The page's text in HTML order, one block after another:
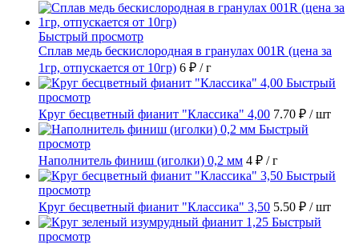
Быстрый просмотр
Сплав медь бескислородная в гранулах 001R (цена за
1гр, отпускается от 10гр) 6 ₽ / г
Быстрый
просмотр
Круг бесцветный фианит "Классика" 4,00 7.70 ₽ / шт
Быстрый
просмотр
Наполнитель финиш (иголки) 0,2 мм 4 ₽ / г
Быстрый
просмотр
Круг бесцветный фианит "Классика" 3,50 5.50 ₽ / шт
Быстрый
просмотр